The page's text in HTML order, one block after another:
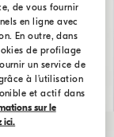
de vous fournir
en ligne avec
En outre, dans
de profilage
un service de
à l’utilisation
et actif dans
sur le
ici.